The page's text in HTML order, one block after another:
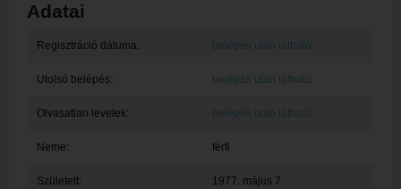
Adatai
Regisztráció dátuma: belépés után látható
Utolsó belépés: belépés után látható
Olvasatlan levelek: belépés után látható
Neme: férfi
Született: 1977. május 7.